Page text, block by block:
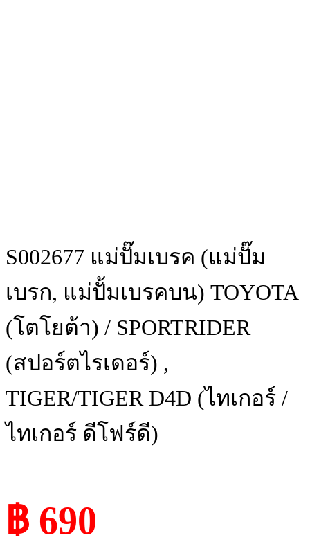
S002677 แม่ปั๊มเบรค (แม่ปั๊ม
เบรก, แม่ปั้มเบรคบน) TOYOTA
(โตโยต้า) / SPORTRIDER
(สปอร์ตไรเดอร์) ,
TIGER/TIGER D4D (ไทเกอร์ /
ไทเกอร์ ดีโฟร์ดี)
฿ 690